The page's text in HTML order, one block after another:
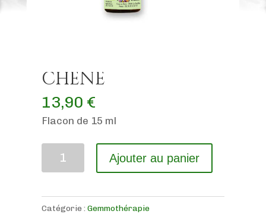
CHÊNE
13,90 €
Flacon de 15 ml
quantité
Ajouter au panier
Catégorie : Gemmothérapie